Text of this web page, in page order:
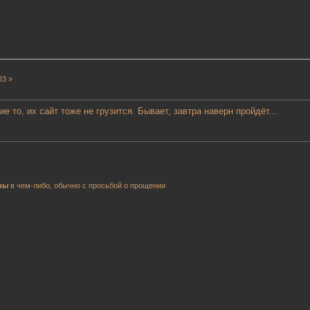
»
то, их сайт тоже не грузится. Бывает, завтра наверн пройдёт...
в чем-либо, обычно с просьбой о прощении